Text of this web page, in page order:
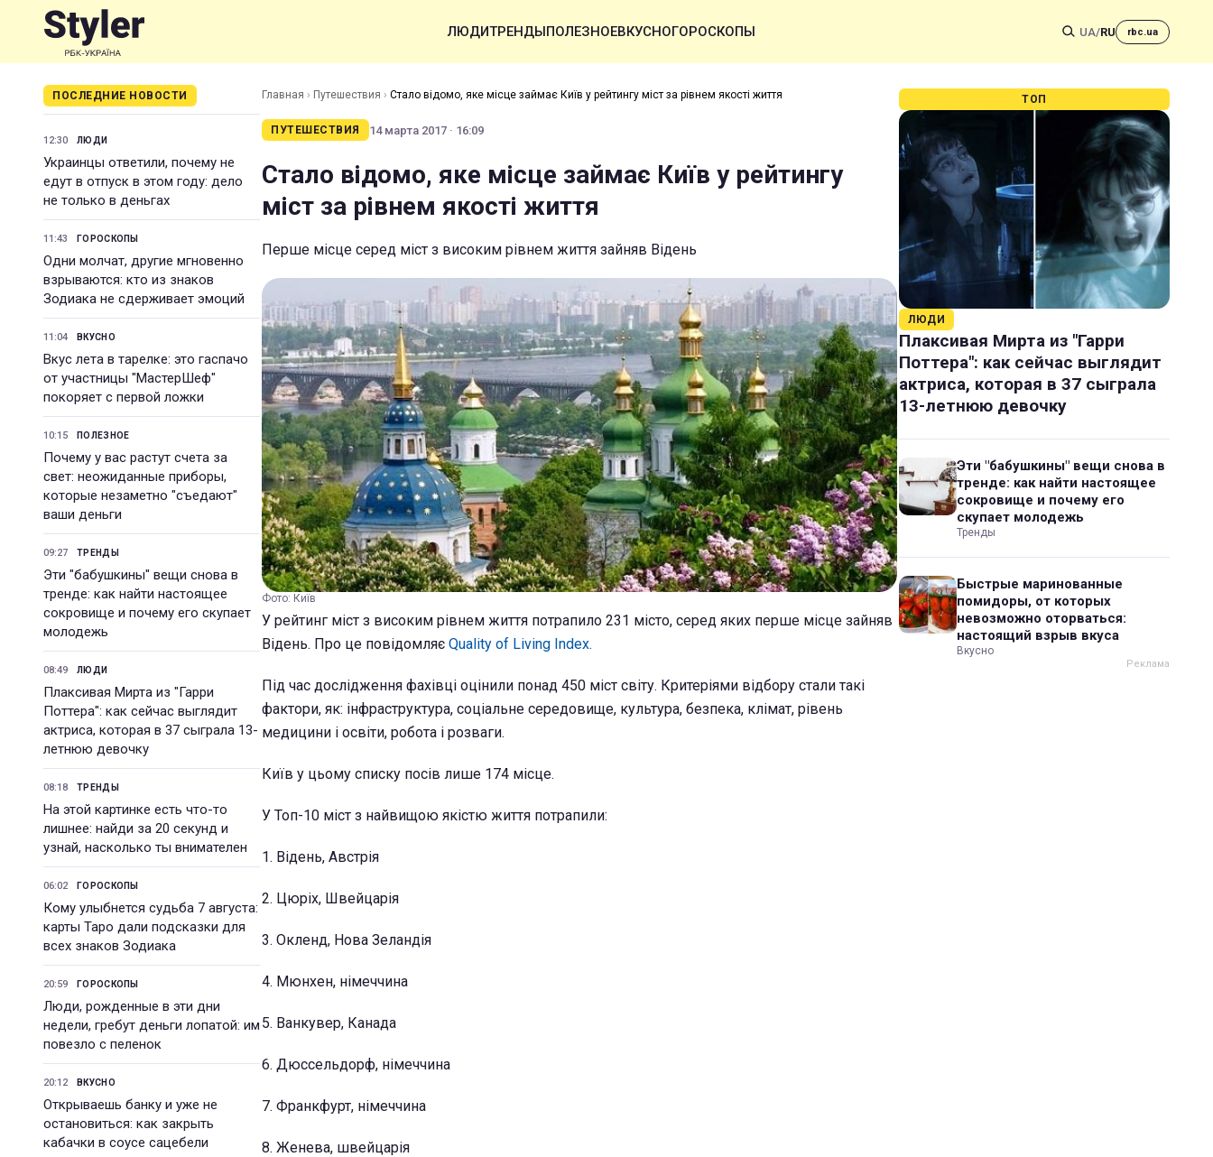
ЛЮДИТРЕНДЫПОЛЕЗНОЕВКУСНОГОРОСКОПЫ UA/RU rbc.ua
ПОСЛЕДНИЕ НОВОСТИ
12:30 ЛЮДИ
Украинцы ответили, почему не
едут в отпуск в этом году: дело
не только в деньгах
11:43 ГОРОСКОПЫ
Одни молчат, другие мгновенно
взрываются: кто из знаков
Зодиака не сдерживает эмоций
11:04 ВКУСНО
Вкус лета в тарелке: это гаспачо
от участницы "МастерШеф"
покоряет с первой ложки
10:15 ПОЛЕЗНОЕ
Почему у вас растут счета за
свет: неожиданные приборы,
которые незаметно "съедают"
ваши деньги
09:27 ТРЕНДЫ
Эти "бабушкины" вещи снова в
тренде: как найти настоящее
сокровище и почему его скупает
молодежь
08:49 ЛЮДИ
Плаксивая Мирта из "Гарри
Поттера": как сейчас выглядит
актриса, которая в 37 сыграла 13-
летнюю девочку
08:18 ТРЕНДЫ
На этой картинке есть что-то
лишнее: найди за 20 секунд и
узнай, насколько ты внимателен
06:02 ГОРОСКОПЫ
Кому улыбнется судьба 7 августа:
карты Таро дали подсказки для
всех знаков Зодиака
20:59 ГОРОСКОПЫ
Люди, рожденные в эти дни
недели, гребут деньги лопатой: им
повезло с пеленок
20:12 ВКУСНО
Открываешь банку и уже не
остановиться: как закрыть
кабачки в соусе сацебели
Главная › Путешествия › Стало відомо, яке місце займає Київ у рейтингу міст за рівнем якості життя
ПУТЕШЕСТВИЯ 14 марта 2017 · 16:09
Стало відомо, яке місце займає Київ у рейтингу
міст за рівнем якості життя
Перше місце серед міст з високим рівнем життя зайняв Відень
Фото: Київ
У рейтинг міст з високим рівнем життя потрапило 231 місто, серед яких перше місце зайняв
Відень. Про це повідомляє Quality of Living Index.
Під час дослідження фахівці оцінили понад 450 міст світу. Критеріями відбору стали такі
фактори, як: інфраструктура, соціальне середовище, культура, безпека, клімат, рівень
медицини і освіти, робота і розваги.
Київ у цьому списку посів лише 174 місце.
У Топ-10 міст з найвищою якістю життя потрапили:
1. Відень, Австрія
2. Цюріх, Швейцарія
3. Окленд, Нова Зеландія
4. Мюнхен, німеччина
5. Ванкувер, Канада
6. Дюссельдорф, німеччина
7. Франкфурт, німеччина
8. Женева, швейцарія
ТОП
ЛЮДИ
Плаксивая Мирта из "Гарри
Поттера": как сейчас выглядит
актриса, которая в 37 сыграла
13-летнюю девочку
Эти "бабушкины" вещи снова в
тренде: как найти настоящее
сокровище и почему его
скупает молодежь
Тренды
Быстрые маринованные
помидоры, от которых
невозможно оторваться:
настоящий взрыв вкуса
Вкусно